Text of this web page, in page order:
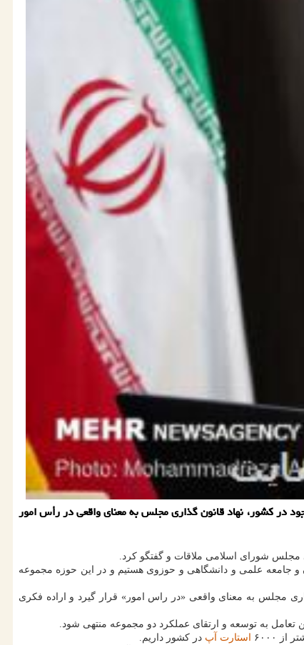
كشور، نهاد قانون گذاری مجلس به معنای واقعی در رأس امور
شورای اسلامی ملاقات و گفتگو کرد.
جامعه علمی و دانشگاهی و حوزوی هستیم و در این حوزه مجموعه
مجلس به معنای واقعی «در راس امور» قرار گیرد و اراده فکری
به توسعه و ارتقای عملکرد دو مجموعه منتهی شود.
۶۰۰۰ استارت آپ در کشور داریم.